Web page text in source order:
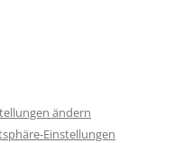
ändern
Einstellungen